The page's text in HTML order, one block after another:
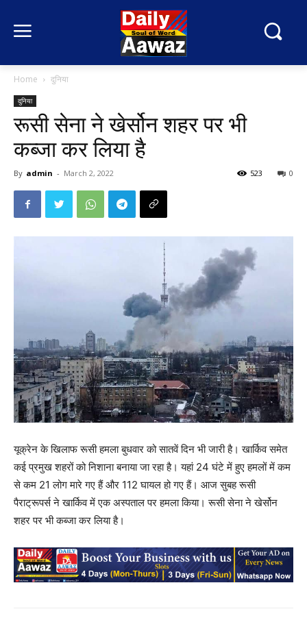
Home दुनिया
दुनिया
रूसी सेना ने खेर्सोन शहर पर भी
कब्जा कर लिया है
By admin - March 2, 2022 0
523
यूक्रेन के खिलाफ रूसी हमला बुधवार को सातवें दिन भी जारी है। खार्किव समेत
कई प्रमुख शहरों को निशाना बनाया जा रहा है। यहां 24 घंटे में हुए हमलों में कम
से कम 21 लोग मारे गए हैं और 112 घायल हो गए हैं। आज सुबह रूसी
पैराट्रूपर्स ने खार्किव में एक अस्पताल पर हमला किया। रूसी सेना ने खेर्सोन
शहर पर भी कब्जा कर लिया है।